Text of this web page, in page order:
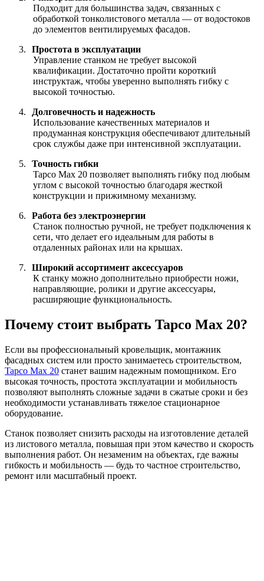
Подходит для большинства задач, связанных с
обработкой тонколистового металла — от водостоков
до элементов вентилируемых фасадов.
3.
Простота в эксплуатации
Управление станком не требует высокой
квалификации. Достаточно пройти короткий
инструктаж, чтобы уверенно выполнять гибку с
высокой точностью.
4.
Долговечность и надежность
Использование качественных материалов и
продуманная конструкция обеспечивают длительный
срок службы даже при интенсивной эксплуатации.
5.
Точность гибки
Tapco Max 20 позволяет выполнять гибку под любым
углом с высокой точностью благодаря жесткой
конструкции и прижимному механизму.
6.
Работа без электроэнергии
Станок полностью ручной, не требует подключения к
сети, что делает его идеальным для работы в
отдаленных районах или на крышах.
7.
Широкий ассортимент аксессуаров
К станку можно дополнительно приобрести ножи,
направляющие, ролики и другие аксессуары,
расширяющие функциональность.
Почему стоит выбрать Tapco Max 20?
Если вы профессиональный кровельщик, монтажник
фасадных систем или просто занимаетесь строительством,
Tapco Max 20 станет вашим надежным помощником. Его
высокая точность, простота эксплуатации и мобильность
позволяют выполнять сложные задачи в сжатые сроки и без
необходимости устанавливать тяжелое стационарное
оборудование.
Станок позволяет снизить расходы на изготовление деталей
из листового металла, повышая при этом качество и скорость
выполнения работ. Он незаменим на объектах, где важны
гибкость и мобильность — будь то частное строительство,
ремонт или масштабный проект.